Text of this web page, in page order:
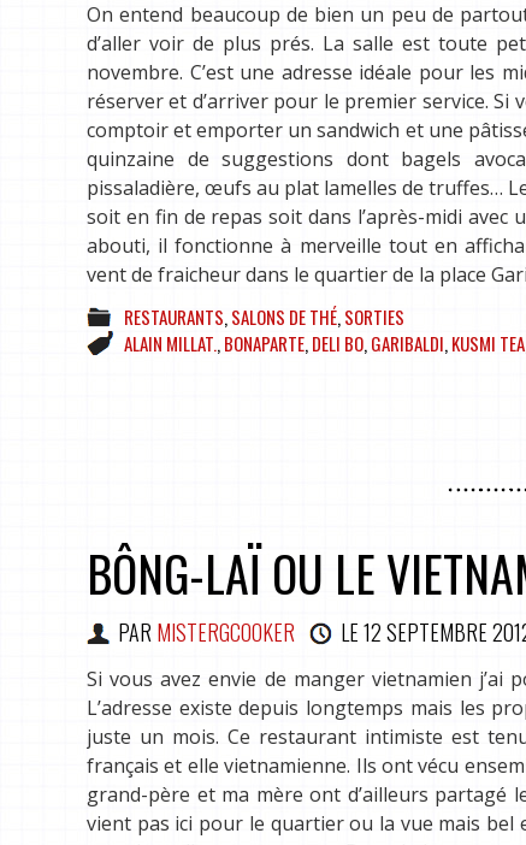
On entend beaucoup de bien un peu de
d’aller voir de plus prés. La salle est toute
novembre. C’est une adresse idéale pour les
réserver et d’arriver pour le premier service. Si
comptoir et emporter un sandwich et une
quinzaine de suggestions dont bagels
pissaladière, œufs au plat lamelles de truffes…
soit en fin de repas soit dans l’après-midi avec
abouti, il fonctionne à merveille tout en
vent de fraicheur dans le quartier de la place
RESTAURANTS,SALONS DE THÉ,SORTIES
ALAIN MILLAT.,BONAPARTE,DELI BO,GARIBALDI,KUSMI TEA
BÔNG-LAÏ OU LE
PAR MISTERGCOOKER LE12 SEPTEMBRE
Si vous avez envie de manger vietnamien
L’adresse existe depuis longtemps mais les
juste un mois. Ce restaurant intimiste est
français et elle vietnamienne. Ils ont vécu
grand-père et ma mère ont d’ailleurs partagé
vient pas ici pour le quartier ou la vue mais bel